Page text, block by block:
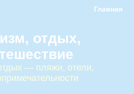
Главная
отдых,
— пляжи, отели,